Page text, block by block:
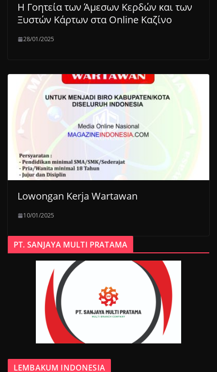
Η Γοητεία των Άμεσων Κερδών και των
Ξυστών Κάρτων στα Online Καζίνο
28/01/2025
Lowongan Kerja Wartawan
10/01/2025
PT. SANJAYA MULTI PRATAMA
LEMBAKUM INDONESIA